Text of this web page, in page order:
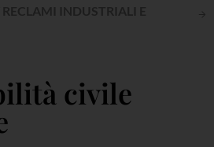
civile